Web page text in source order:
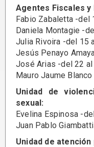
Agentes Fiscales
Fabio Zabaletta -del
Daniela Montagie -
Julia Rivoira -del 15
Jesús Penayo
José Arias -del 22 al
Mauro Jaume
Unidad de
sexual:
Evelina Espinosa -
Juan Pablo
Unidad de atención